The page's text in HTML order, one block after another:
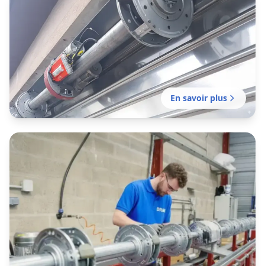
Loos
Contrat d'entretien préventif pour garantir le
bon fonctionnement de vos fermetures
métalliques. Mission sans délai.
Motorisation rideau métallique
Loos
Motorisation sans délai de votre rideau manuel
existant pour plus de confort et de sécurité.
En savoir plus